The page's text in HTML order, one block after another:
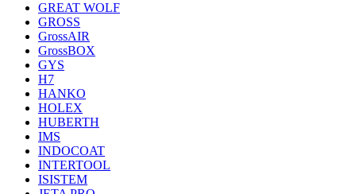
GREAT WOLF
GROSS
GrossAIR
GrossBOX
GYS
H7
HANKO
HOLEX
HUBERTH
IMS
INDOCOAT
INTERTOOL
ISISTEM